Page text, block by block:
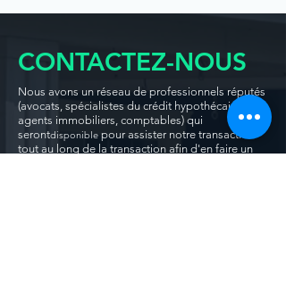
CONTACTEZ-NOUS
Nous avons un réseau de professionnels réputés
(avocats, spécialistes du crédit hypothécaire,
agents immobiliers, comptables) qui
serontdisponible pour assister notre transaction
tout au long de la transaction afin d'en faire un